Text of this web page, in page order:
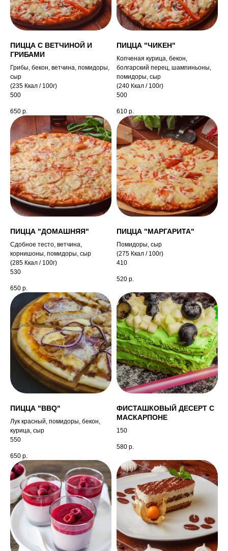
ПИЦЦА С ВЕТЧИНОЙ И
ГРИБАМИ
Грибы, бекон, ветчина, помидоры,
сыр
(235 Ккал / 100г)
500
650 р.
ПИЦЦА "ЧИКЕН"
Копченая курица, бекон,
болгарский перец, шампиньоны,
помидоры, сыр
(240 Ккал / 100г)
500
610 р.
ПИЦЦА "ДОМАШНЯЯ"
Сдобное тесто, ветчина,
корнишоны, помидоры, сыр
(285 Ккал / 100г)
530
650 р.
ПИЦЦА "МАРГАРИТА"
Помидоры, сыр
(275 Ккал / 100г)
410
520 р.
ПИЦЦА "BBQ"
Лук красный, помидоры, бекон,
курица, сыр
550
650 р.
ФИСТАШКОВЫЙ ДЕСЕРТ С
МАСКАРПОНЕ
150
580 р.